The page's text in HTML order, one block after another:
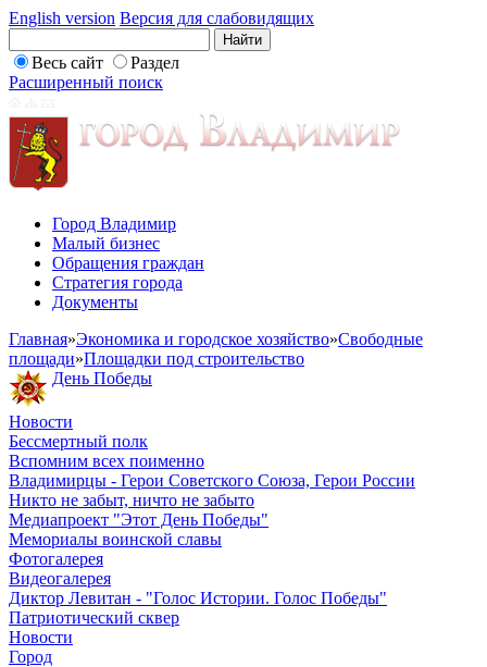
English version Версия для слабовидящих
Весь сайт
Раздел
Расширенный поиск
Город Владимир
Малый бизнес
Обращения граждан
Стратегия города
Документы
Главная»Экономика и городское хозяйство»Свободные
площади»Площадки под строительство
День Победы
Новости
Бессмертный полк
Вспомним всех поименно
Владимирцы - Герои Советского Союза, Герои России
Никто не забыт, ничто не забыто
Медиапроект "Этот День Победы"
Мемориалы воинской славы
Фотогалерея
Видеогалерея
Диктор Левитан - "Голос Истории. Голос Победы"
Патриотический сквер
Новости
Город